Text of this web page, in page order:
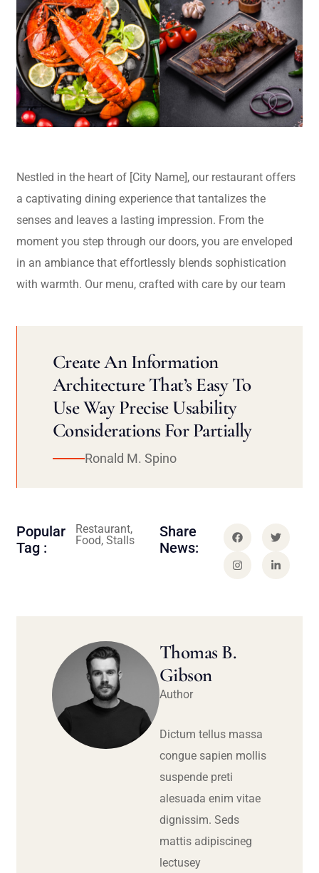
Nestled in the heart of [City Name], our restaurant offers
a captivating dining experience that tantalizes the
senses and leaves a lasting impression. From the
moment you step through our doors, you are enveloped
in an ambiance that effortlessly blends sophistication
with warmth. Our menu, crafted with care by our team
Create An Information
Architecture That’s Easy To
Use Way Precise Usability
Considerations For Partially
Ronald M. Spino
Popular
Tag :
Restaurant,
Food, Stalls
Share
News:
Thomas B.
Gibson
Author
Dictum tellus massa
congue sapien mollis
suspende preti
alesuada enim vitae
dignissim. Seds
mattis adipiscineg
lectusey